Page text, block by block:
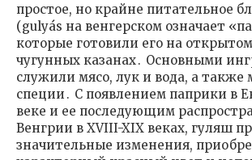
простое, но крайне питательное
(gulyás на венгерском означает
которые готовили его на
чугунных казанах․ Основными
служили мясо, лук и вода, а также
специи․ С появлением паприки в
веке и ее последующим
Венгрии в XVIII-XIX веках, гуляш
значительные изменения,